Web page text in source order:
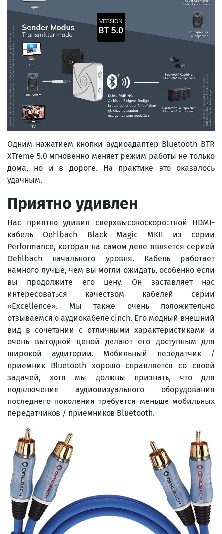
Одним нажатием кнопки аудиоадаптер Bluetooth BTR
XTreme 5.0 мгновенно меняет режим работы не только
дома, но и в дороге. На практике это оказалось
удачным.
Приятно удивлен
Нас приятно удивил сверхвысокоскоростной HDMI-
кабель Oehlbach Black Magic MKII из серии
Performance, которая на самом деле является серией
Oehlbach начального уровня. Кабель работает
намного лучше, чем вы могли ожидать, особенно если
вы продолжите его цену. Он заставляет нас
интересоваться качеством кабелей серии
«Excellence». Мы также очень положительно
отзываемся о аудиокабеле cinch. Его модный внешний
вид в сочетании с отличными характеристиками и
очень выгодной ценой делают его доступным для
широкой аудитории. Мобильный передатчик /
приемник Bluetooth хорошо справляется со своей
задачей, хотя мы должны признать, что для
подключения аудиовизуального оборудования
последнего поколения требуется меньше мобильных
передатчиков / приемников Bluetooth.